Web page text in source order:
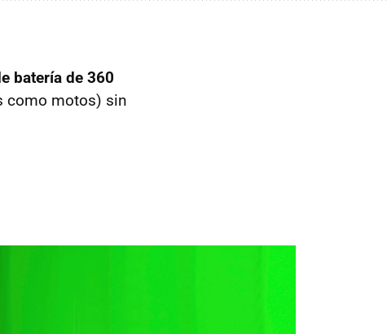
batería de 360
como motos) sin